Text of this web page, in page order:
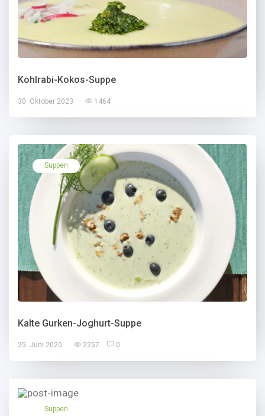
Kohlrabi-Kokos-Suppe
30. Oktober 2023 1464
Suppen
Kalte Gurken-Joghurt-Suppe
25. Juni 2020 2257 0
Suppen